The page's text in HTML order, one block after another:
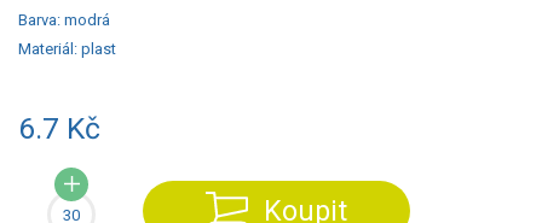
Barva: modrá
Materiál: plast
6.7 Kč
Koupit